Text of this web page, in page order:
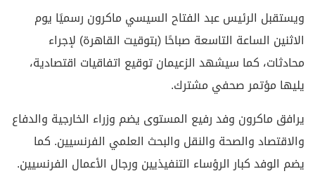
ويستقبل الرئيس عبد الفتاح السيسي ماكرون رسميًا يوم
الاثنين الساعة التاسعة صباحًا (بتوقيت القاهرة) لإجراء
محادثات، كما سيشهد الزعيمان توقيع اتفاقيات اقتصادية،
يليها مؤتمر صحفي مشترك.
يرافق ماكرون وفد رفيع المستوى يضم وزراء الخارجية والدفاع
والاقتصاد والصحة والنقل والبحث العلمي الفرنسيين. كما
يضم الوفد كبار الرؤساء التنفيذيين ورجال الأعمال الفرنسيين.